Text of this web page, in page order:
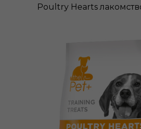
Poultry Hearts